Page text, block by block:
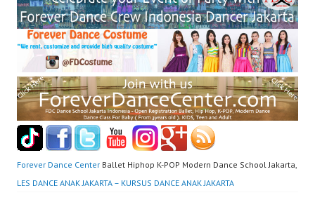
Forever Dance Center Ballet Hiphop K-POP Modern Dance School Jakarta,
LES DANCE ANAK JAKARTA – KURSUS DANCE ANAK JAKARTA